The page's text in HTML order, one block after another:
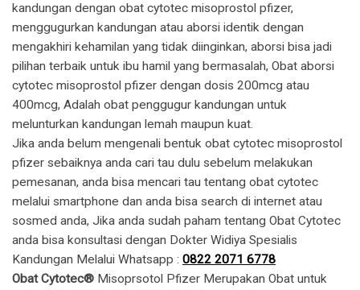
kandungan dengan obat cytotec misoprostol pfizer,
menggugurkan kandungan atau aborsi identik dengan
mengakhiri kehamilan yang tidak diinginkan, aborsi bisa jadi
pilihan terbaik untuk ibu hamil yang bermasalah, Obat aborsi
cytotec misoprostol pfizer dengan dosis 200mcg atau
400mcg, Adalah obat penggugur kandungan untuk
melunturkan kandungan lemah maupun kuat.
​Jika anda belum mengenali bentuk obat cytotec misoprostol
pfizer sebaiknya anda cari tau dulu sebelum melakukan
pemesanan, anda bisa mencari tau tentang obat cytotec
melalui smartphone dan anda bisa search di internet atau
sosmed anda, Jika anda sudah paham tentang Obat Cytotec
anda bisa konsultasi dengan Dokter Widiya Spesialis
Kandungan Melalui Whatsapp : 0822 2071 6778
Obat Cytotec® Misoprsotol Pfizer Merupakan Obat untuk